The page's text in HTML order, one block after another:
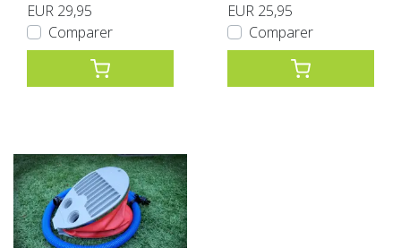
EUR 29,95
Comparer
EUR 25,95
Comparer